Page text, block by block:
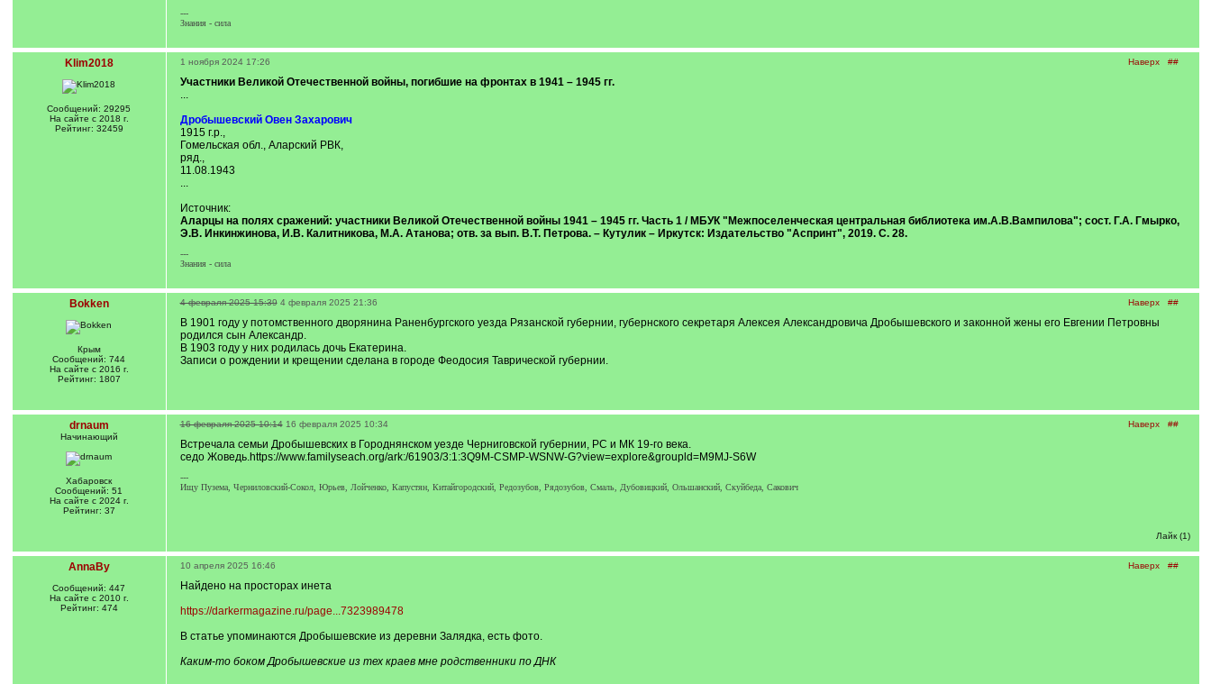
---
Знания - сила
Klim2018
Сообщений: 29295
На сайте с 2018 г.
Рейтинг: 32459
Наверх ##
1 ноября 2024 17:26
Участники Великой Отечественной войны, погибшие на фронтах в 1941 – 1945 гг.
...
Дробышевский Овен Захарович
1915 г.р.,
Гомельская обл., Аларский РВК,
ряд.,
11.08.1943
...
Источник:
Аларцы на полях сражений: участники Великой Отечественной войны 1941 – 1945 гг. Часть 1 / МБУК "Межпоселенческая центральная библиотека им.А.В.Вампилова"; сост. Г.А. Гмырко,
Э.В. Инкинжинова, И.В. Калитникова, М.А. Атанова; отв. за вып. В.Т. Петрова. – Кутулик – Иркутск: Издательство "Аспринт", 2019. С. 28.
---
Знания - сила
Bokken
Крым
Сообщений: 744
На сайте с 2016 г.
Рейтинг: 1807
Наверх ##
4 февраля 2025 15:39 4 февраля 2025 21:36
В 1901 году у потомственного дворянина Раненбургского уезда Рязанской губернии, губернского секретаря Алексея Александровича Дробышевского и законной жены его Евгении Петровны
родился сын Александр.
В 1903 году у них родилась дочь Екатерина.
Записи о рождении и крещении сделана в городе Феодосия Таврической губернии.
drnaum
Начинающий
Хабаровск
Сообщений: 51
На сайте с 2024 г.
Рейтинг: 37
Наверх ##
16 февраля 2025 10:14 16 февраля 2025 10:34
Встречала семьи Дробышевских в Городнянском уезде Черниговской губернии, РС и МК 19-го века.
седо Жоведь.https://www.familyseach.org/ark:/61903/3:1:3Q9M-CSMP-WSNW-G?view=explore&groupld=M9MJ-S6W
---
Ищу Пузема, Черниловский-Сокол, Юрьев, Лойченко, Капустян, Китайгородский, Редозубов, Рядозубов, Смаль, Дубовицкий, Ольшанский, Скуйбеда, Сакович
Лайк (1)
AnnaBy
Сообщений: 447
На сайте с 2010 г.
Рейтинг: 474
Наверх ##
10 апреля 2025 16:46
Найдено на просторах инета
https://darkermagazine.ru/page...7323989478
В статье упоминаются Дробышевские из деревни Залядка, есть фото.
Каким-то боком Дробышевские из тех краев мне родственники по ДНК